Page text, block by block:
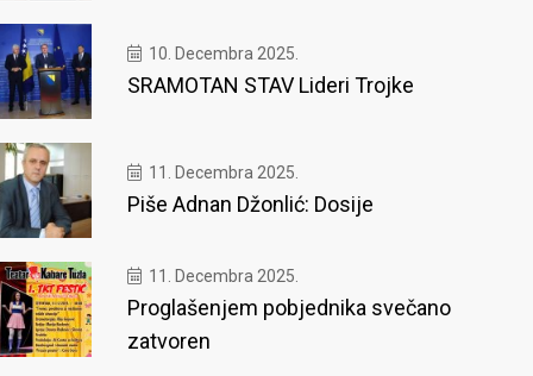
10. Decembra 2025.
SRAMOTAN STAV Lideri Trojke
11. Decembra 2025.
Piše Adnan Džonlić: Dosije
11. Decembra 2025.
Proglašenjem pobjednika svečano
zatvoren